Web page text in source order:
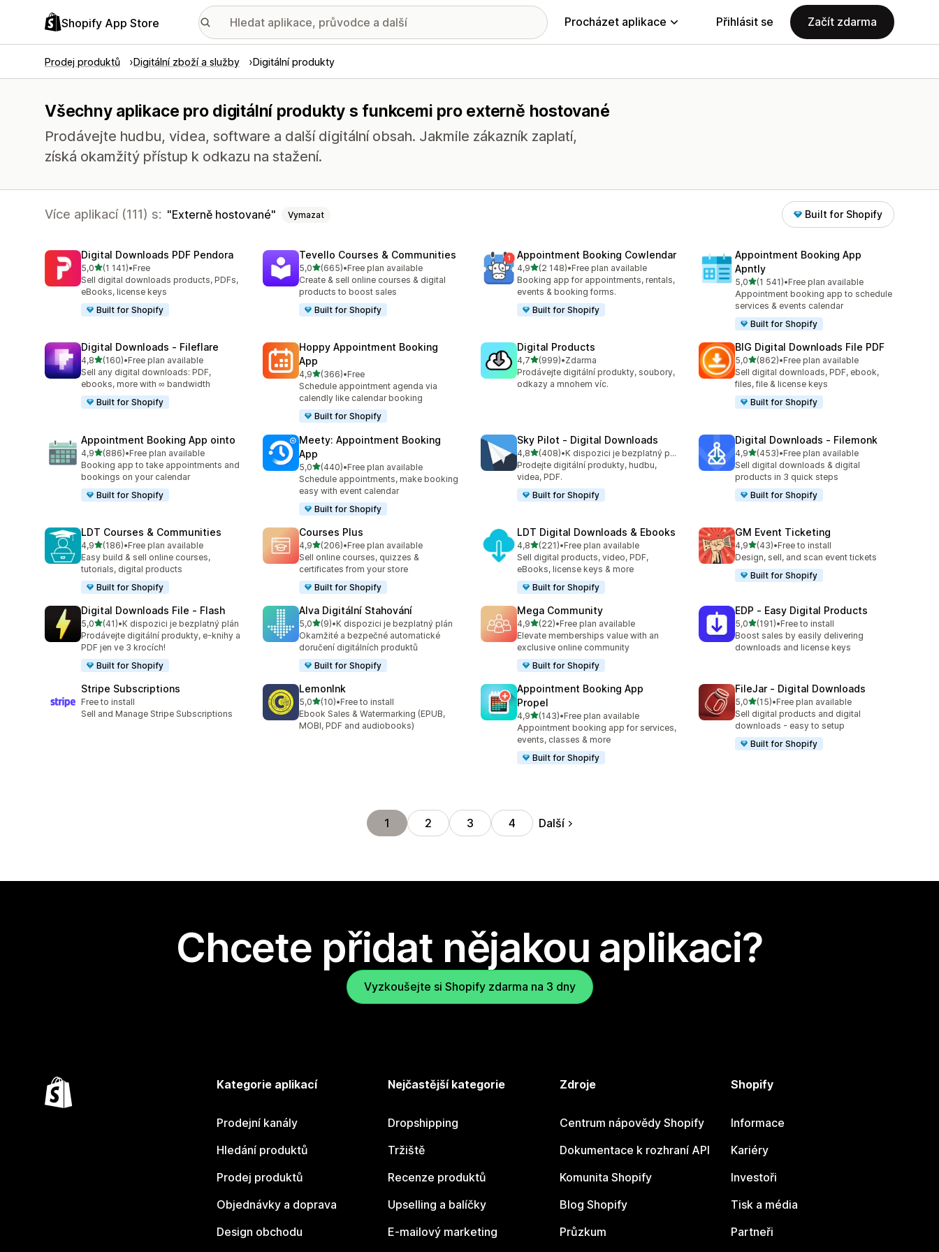
Shopify App Store Procházet aplikace Přihlásit se Začít zdarma
Prodej produktů Digitální zboží a služby Digitální produkty
Všechny aplikace pro digitální produkty s funkcemi pro externě hostované
Prodávejte hudbu, videa, software a další digitální obsah. Jakmile zákazník zaplatí,
získá okamžitý přístup k odkazu na stažení.
Více aplikací (111) s: Externě hostované Vymazat Built for Shopify
Digital Downloads PDF Pendora
5,0z 5 hvězd
(1 141)
Celkový počet recenzí: 1141
•Free
Sell digital downloads products, PDFs,
eBooks, license keys
Built for Shopify
Tevello Courses & Communities
5,0z 5 hvězd
(665)
Celkový počet recenzí: 665
•Free plan available
Create & sell online courses & digital
products to boost sales
Built for Shopify
Appointment Booking Cowlendar
4,9z 5 hvězd
(2 148)
Celkový počet recenzí: 2148
•Free plan available
Booking app for appointments, rentals,
events & booking forms.
Built for Shopify
Appointment Booking App
Apntly
5,0z 5 hvězd
(1 541)
Celkový počet recenzí: 1541
•Free plan available
Appointment booking app to schedule
services & events calendar
Built for Shopify
Digital Downloads ‑ Fileflare
4,8z 5 hvězd
(160)
Celkový počet recenzí: 160
•Free plan available
Sell any digital downloads: PDF,
ebooks, more with ∞ bandwidth
Built for Shopify
Hoppy Appointment Booking
App
4,9z 5 hvězd
(366)
Celkový počet recenzí: 366
•Free
Schedule appointment agenda via
calendly like calendar booking
Built for Shopify
Digital Products
4,7z 5 hvězd
(999)
Celkový počet recenzí: 999
•Zdarma
Prodávejte digitální produkty, soubory,
odkazy a mnohem víc.
BIG Digital Downloads File PDF
5,0z 5 hvězd
(862)
Celkový počet recenzí: 862
•Free plan available
Sell digital downloads, PDF, ebook,
files, file & license keys
Built for Shopify
Appointment Booking App ointo
4,9z 5 hvězd
(886)
Celkový počet recenzí: 886
•Free plan available
Booking app to take appointments and
bookings on your calendar
Built for Shopify
Meety: Appointment Booking
App
5,0z 5 hvězd
(440)
Celkový počet recenzí: 440
•Free plan available
Schedule appointments, make booking
easy with event calendar
Built for Shopify
Sky Pilot ‑ Digital Downloads
4,8z 5 hvězd
(408)
Celkový počet recenzí: 408
•
K dispozici je bezplatný plán
Prodejte digitální produkty, hudbu,
videa, PDF.
Built for Shopify
Digital Downloads ‑ Filemonk
4,9z 5 hvězd
(453)
Celkový počet recenzí: 453
•Free plan available
Sell digital downloads & digital
products in 3 quick steps
Built for Shopify
LDT Courses & Communities
4,9z 5 hvězd
(186)
Celkový počet recenzí: 186
•Free plan available
Easy build & sell online courses,
tutorials, digital products
Built for Shopify
Courses Plus
4,9z 5 hvězd
(206)
Celkový počet recenzí: 206
•Free plan available
Sell online courses, quizzes &
certificates from your store
Built for Shopify
LDT Digital Downloads & Ebooks
4,8z 5 hvězd
(221)
Celkový počet recenzí: 221
•Free plan available
Sell digital products, video, PDF,
eBooks, license keys & more
Built for Shopify
GM Event Ticketing
4,9z 5 hvězd
(43)
Celkový počet recenzí: 43
•Free to install
Design, sell, and scan event tickets
Built for Shopify
Digital Downloads File ‑ Flash
5,0z 5 hvězd
(41)
Celkový počet recenzí: 41
•K dispozici je bezplatný plán
Prodávejte digitální produkty, e-knihy a
PDF jen ve 3 krocích!
Built for Shopify
Alva Digitální Stahování
5,0z 5 hvězd
(9)
Celkový počet recenzí: 9
•K dispozici je bezplatný plán
Okamžité a bezpečné automatické
doručení digitálních produktů
Built for Shopify
Mega Community
4,9z 5 hvězd
(22)
Celkový počet recenzí: 22
•Free plan available
Elevate memberships value with an
exclusive online community
Built for Shopify
EDP ‑ Easy Digital Products
5,0z 5 hvězd
(191)
Celkový počet recenzí: 191
•Free to install
Boost sales by easily delivering
downloads and license keys
Stripe Subscriptions
Free to install
Sell and Manage Stripe Subscriptions
LemonInk
5,0z 5 hvězd
(10)
Celkový počet recenzí: 10
•Free to install
Ebook Sales & Watermarking (EPUB,
MOBI, PDF and audiobooks)
Appointment Booking App
Propel
4,9z 5 hvězd
(143)
Celkový počet recenzí: 143
•Free plan available
Appointment booking app for services,
events, classes & more
Built for Shopify
FileJar ‑ Digital Downloads
5,0z 5 hvězd
(15)
Celkový počet recenzí: 15
•Free plan available
Sell digital products and digital
downloads - easy to setup
Built for Shopify
1 2 3 4 Další
Chcete přidat nějakou aplikaci?
Vyzkoušejte si Shopify zdarma na 3 dny
Kategorie aplikací
Prodejní kanály
Hledání produktů
Prodej produktů
Objednávky a doprava
Design obchodu
Nejčastější kategorie
Dropshipping
Tržiště
Recenze produktů
Upselling a balíčky
E-mailový marketing
Zdroje
Centrum nápovědy Shopify
Dokumentace k rozhraní API
Komunita Shopify
Blog Shopify
Průzkum
Shopify
Informace
Kariéry
Investoři
Tisk a média
Partneři